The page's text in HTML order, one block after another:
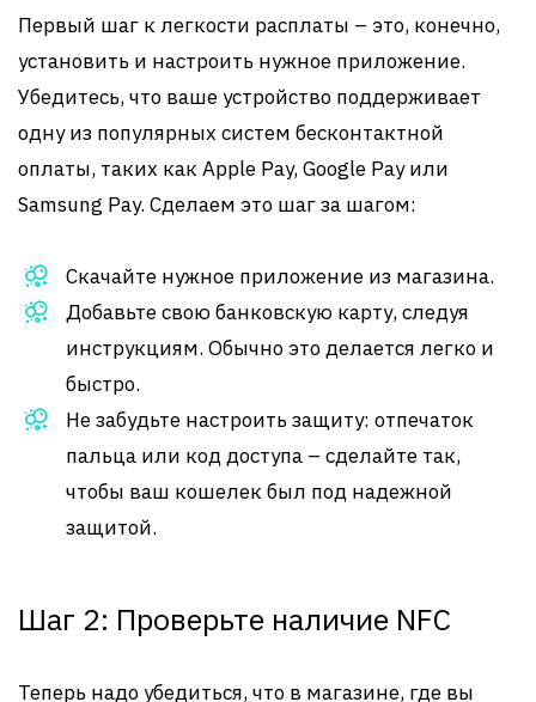
Первый шаг к легкости расплаты – это, конечно,
установить и настроить нужное приложение.
Убедитесь, что ваше устройство поддерживает
одну из популярных систем бесконтактной
оплаты, таких как Apple Pay, Google Pay или
Samsung Pay. Сделаем это шаг за шагом:
Скачайте нужное приложение из магазина.
Добавьте свою банковскую карту, следуя
инструкциям. Обычно это делается легко и
быстро.
Не забудьте настроить защиту: отпечаток
пальца или код доступа – сделайте так,
чтобы ваш кошелек был под надежной
защитой.
Шаг 2: Проверьте наличие NFC
Теперь надо убедиться, что в магазине, где вы